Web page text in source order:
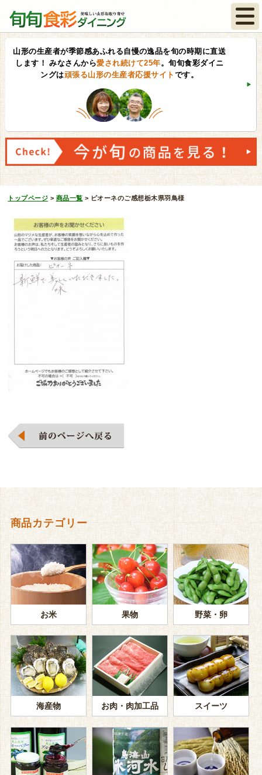
山形の生産者が季節感あふれる自慢の逸品を旬の時期に直送
します！ みなさんから愛され続けて25年。旬旬食彩ダイニ
ングは頑張る山形の生産者応援サイト です。
トップページ > 商品一覧 > ピオーネのご感想栃木県羽鳥様
商品カテゴリー
お米 果物 野菜・卵
海産物 お肉・肉加工品 スイーツ